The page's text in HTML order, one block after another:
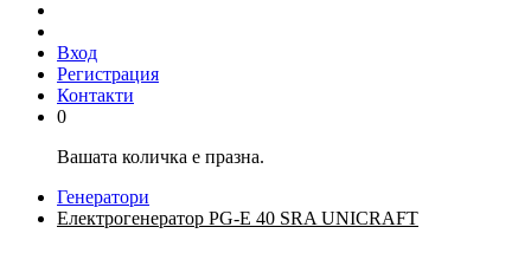
Вход
Регистрация
Контакти
0
Вашата количка е празна.
Генератори
Електрогенератор PG-E 40 SRA UNICRAFT